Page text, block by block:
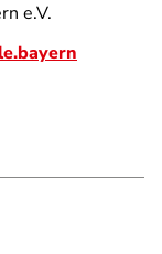
e.V.